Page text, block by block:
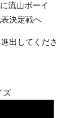
流山ボーイ
決定戦へ
出してくださ
ズ